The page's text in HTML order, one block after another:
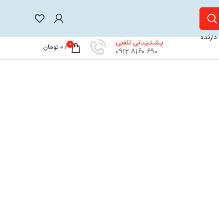
پـشـتـیـبانی تلفنی
690 8160 0912
0
/
0 تومان